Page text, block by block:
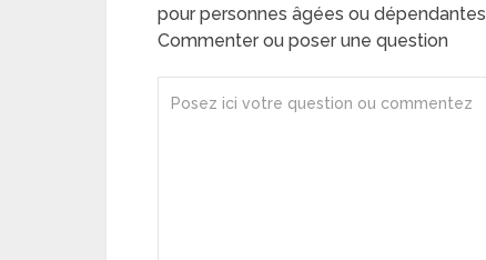
pour personnes âgées ou dépendantes
Commenter ou poser une question